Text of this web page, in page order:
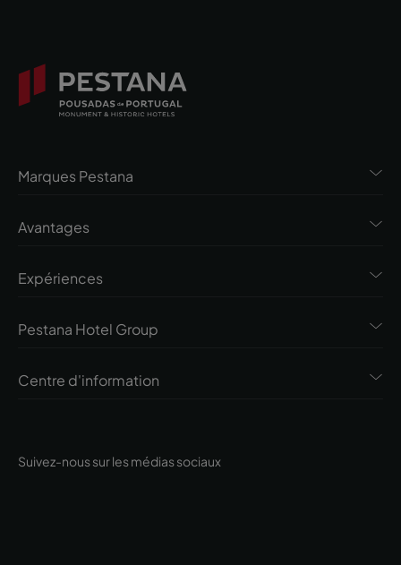
Suivez-nous sur les médias sociaux
Marques Pestana
Avantages
Expériences
Pestana Hotel Group
Centre d'information